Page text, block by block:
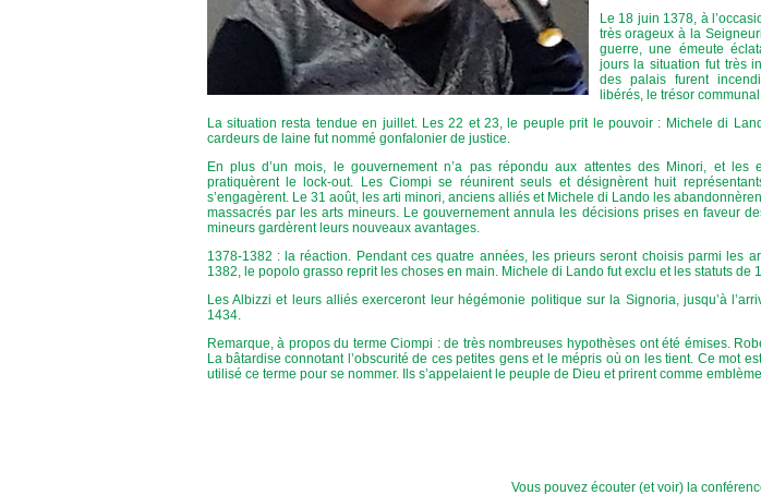
Le 18 juin 1378, à
très orageux à la
guerre, une émeute
jours la situation fut très
des palais furent
libérés, le trésor
La situation resta tendue en juillet. Les 22 et 23, le peuple prit le pouvoir : Michele di
cardeurs de laine fut nommé gonfalonier de justice.
En plus d’un mois, le gouvernement n’a pas répondu aux attentes des Minori, et les
pratiquèrent le lock-out. Les Ciompi se réunirent seuls et désignèrent huit
s’engagèrent. Le 31 août, les arti minori, anciens alliés et Michele di Lando les
massacrés par les arts mineurs. Le gouvernement annula les décisions prises en faveur
mineurs gardèrent leurs nouveaux avantages.
1378-1382 : la réaction. Pendant ces quatre années, les prieurs seront choisis parmi les
1382, le popolo grasso reprit les choses en main. Michele di Lando fut exclu et les statuts de
Les Albizzi et leurs alliés exerceront leur hégémonie politique sur la Signoria, jusqu’à
1434.
Remarque, à propos du terme Ciompi : de très nombreuses hypothèses ont été émises.
La bâtardise connotant l’obscurité de ces petites gens et le mépris où on les tient. Ce mot
utilisé ce terme pour se nommer. Ils s’appelaient le peuple de Dieu et prirent comme
Vous pouvez écouter (et voir) la